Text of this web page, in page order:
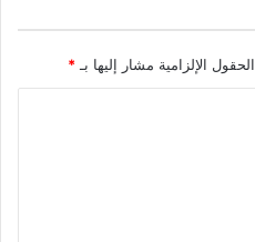
الحقول الإلزامية مشار إليها بـ *